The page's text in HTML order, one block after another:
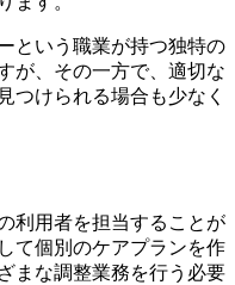
という職業が持つ独特の
が、その一方で、適切な
つけられる場合も少なく
利用者を担当することが
て個別のケアプランを作
まな調整業務を行う必要